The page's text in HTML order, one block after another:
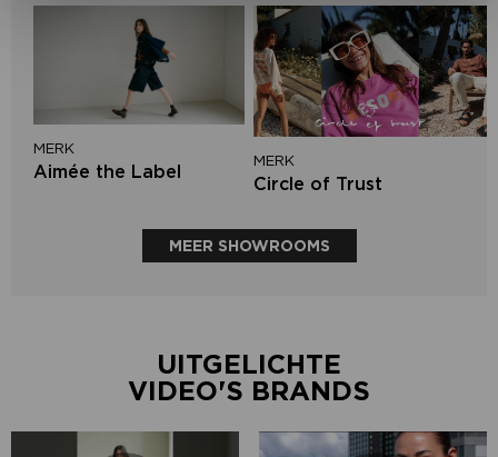
MERK
Aimée the Label
MERK
Circle of Trust
MEER SHOWROOMS
UITGELICHTE
VIDEO'S BRANDS